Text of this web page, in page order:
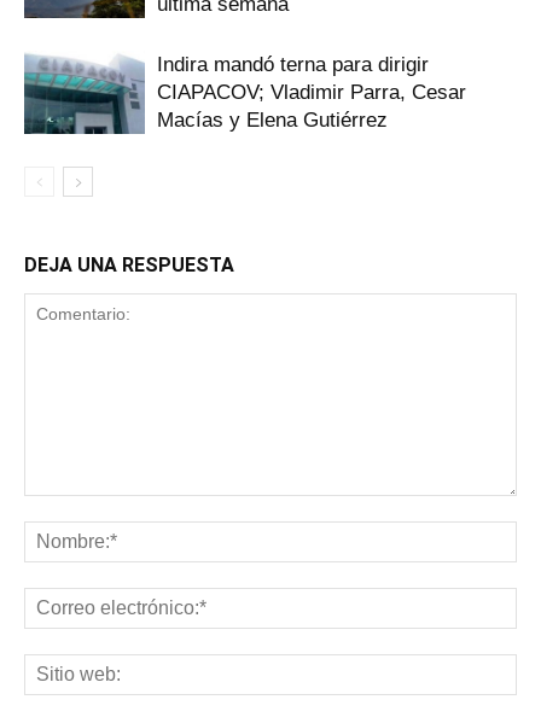
Indira mandó terna para dirigir
CIAPACOV; Vladimir Parra, Cesar
Macías y Elena Gutiérrez
DEJA UNA RESPUESTA